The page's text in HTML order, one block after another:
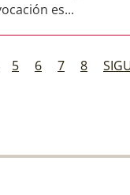
es...
5 6 7 8